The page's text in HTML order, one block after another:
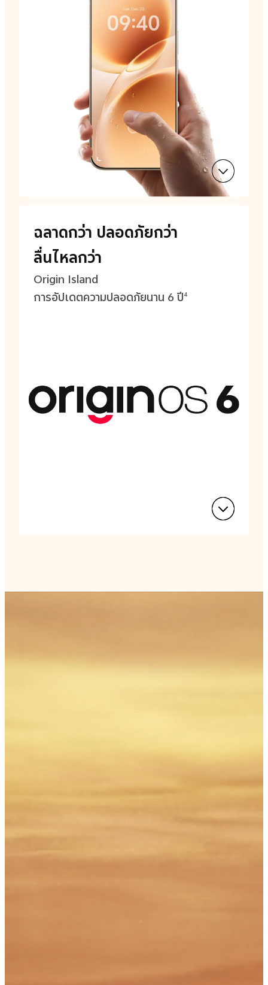
ฉลาดกว่า ปลอดภัยกว่า
ลื่นไหลกว่า
Origin Island
การอัปเดตความปลอดภัยนาน 6 ปี4